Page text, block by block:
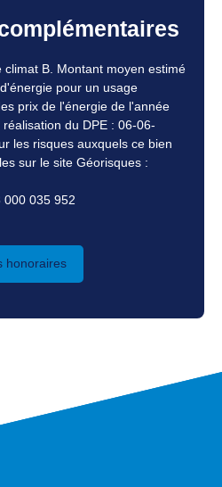
climat B. Montant moyen estimé
pour un usage
prix de l'énergie de l'année
du DPE : 06-06-
les risques auxquels ce bien
sur le site Géorisques :
000 035 952
honoraires